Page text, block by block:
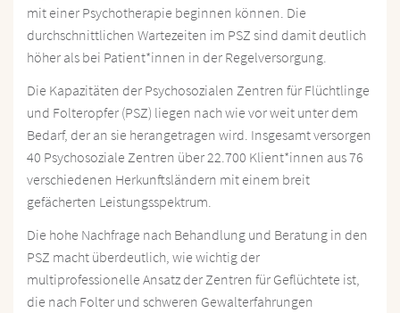
mit einer Psychotherapie beginnen können. Die
durchschnittlichen Wartezeiten im PSZ sind damit deutlich
höher als bei Patient*innen in der Regelversorgung.
Die Kapazitäten der Psychosozialen Zentren für Flüchtlinge
und Folteropfer (PSZ) liegen nach wie vor weit unter dem
Bedarf, der an sie herangetragen wird. Insgesamt versorgen
40 Psychosoziale Zentren über 22.700 Klient*innen aus 76
verschiedenen Herkunftsländern mit einem breit
gefächerten Leistungsspektrum.
Die hohe Nachfrage nach Behandlung und Beratung in den
PSZ macht überdeutlich, wie wichtig der
multiprofessionelle Ansatz der Zentren für Geflüchtete ist,
die nach Folter und schweren Gewalterfahrungen